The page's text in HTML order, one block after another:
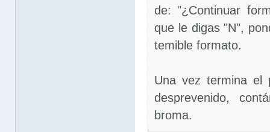
de: "¿Continuar
que le digas "N",
temible formato.
Una vez termina el
desprevenido,
broma.